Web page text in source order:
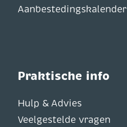
Aanbestedingskalender
Praktische info
Hulp & Advies
Veelgestelde vragen